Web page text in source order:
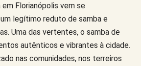
em Florianópolis vem se
legítimo reduto de samba e
Uma das vertentes, o samba de
autênticos e vibrantes à cidade.
nas comunidades, nos terreiros